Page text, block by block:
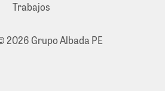
Trabajos
2026 Grupo Albada PE